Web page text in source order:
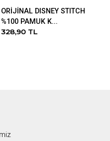
ORİJİNAL DISNEY STITCH
%100 PAMUK K...
328,90 TL